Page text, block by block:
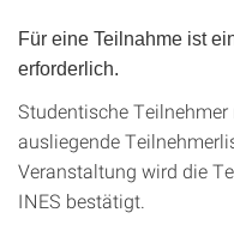
Für eine Teilnahme ist
erforderlich.
Studentische
ausliegende
Veranstaltung wird die
INES bestätigt.